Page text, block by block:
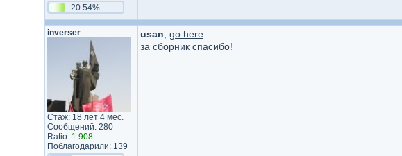
20.54%
inverser
Стаж: 18 лет 4 мес.
Сообщений: 280
Ratio: 1.908
Поблагодарили: 139
usan go here
за сборник спасибо!